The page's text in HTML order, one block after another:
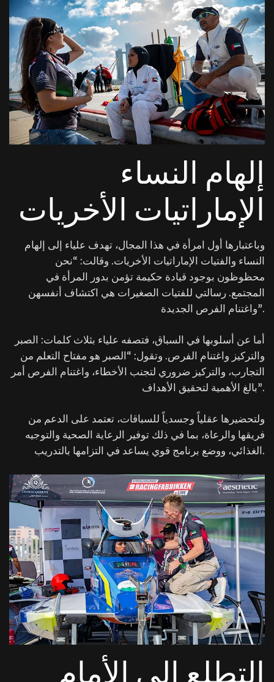
إلهام النساء
الإماراتيات الأخريات
وباعتبارها أول امرأة في هذا المجال، تهدف علياء إلى إلهام
النساء والفتيات الإماراتيات الأخريات. وقالت: “نحن
محظوظون بوجود قيادة حكيمة تؤمن بدور المرأة في
المجتمع. رسالتي للفتيات الصغيرات هي اكتشاف أنفسهن
واغتنام الفرص الجديدة”.
أما عن أسلوبها في السباق، فتصفه علياء بثلاث كلمات: الصبر
والتركيز واغتنام الفرص. وتقول: “الصبر هو مفتاح التعلم من
التجارب، والتركيز ضروري لتجنب الأخطاء، واغتنام الفرص أمر
بالغ الأهمية لتحقيق الأهداف”.
ولتحضيرها عقلياً وجسدياً للسباقات، تعتمد على الدعم من
فريقها والرعاة، بما في ذلك توفير الرعاية الصحية والتوجيه
الغذائي، ووضع برنامج قوي يساعد في التزامها بالتدريب.
التطلع إلى الأمام